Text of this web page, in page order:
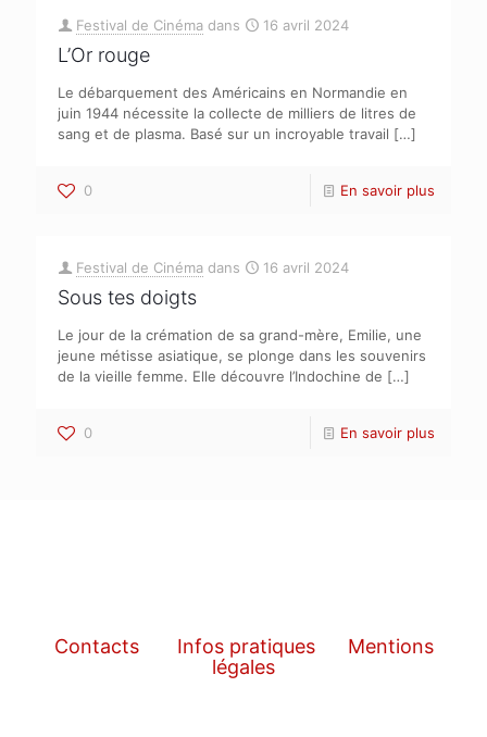
Festival de Cinéma dans 16 avril 2024
L’Or rouge
Le débarquement des Américains en Normandie en
juin 1944 nécessite la collecte de milliers de litres de
sang et de plasma. Basé sur un incroyable travail […]
0 En savoir plus
Festival de Cinéma dans 16 avril 2024
Sous tes doigts
Le jour de la crémation de sa grand-mère, Emilie, une
jeune métisse asiatique, se plonge dans les souvenirs
de la vieille femme. Elle découvre l’Indochine de […]
0 En savoir plus
Contacts Infos pratiques
Mentions
légales